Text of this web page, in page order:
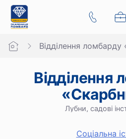
Відділення
Відділення
Лубни, садові
Cоціальна